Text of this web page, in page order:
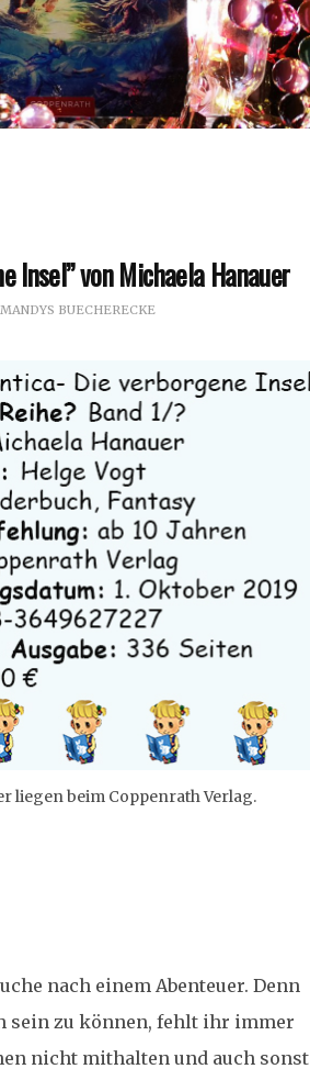
Insel” von Michaela Hanauer
MANDYS BUECHERECKE
liegen beim Coppenrath Verlag.
nach einem Abenteuer. Denn
sein zu können, fehlt ihr immer
nicht mithalten und auch sonst